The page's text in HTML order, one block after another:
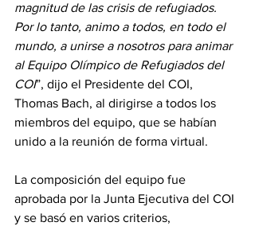
magnitud de las crisis de refugiados.
Por lo tanto, animo a todos, en todo el
mundo, a unirse a nosotros para animar
al Equipo Olímpico de Refugiados del
COI”, dijo el Presidente del COI,
Thomas Bach, al dirigirse a todos los
miembros del equipo, que se habían
unido a la reunión de forma virtual.
La composición del equipo fue
aprobada por la Junta Ejecutiva del COI
y se basó en varios criterios,